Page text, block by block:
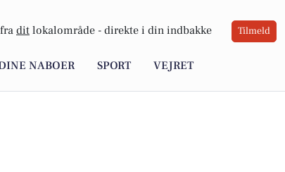
dit lokalområde - direkte i din indbakke Tilmeld
NABOER SPORT VEJRET